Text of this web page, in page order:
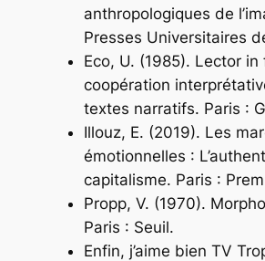
anthropologiques de
Presses Universitaires
Eco, U. (1985). Lector in
coopération
textes narratifs. Paris :
Illouz, E. (2019). Les
émotionnelles :
capitalisme. Paris :
Propp, V. (1970).
Paris : Seuil.
Enfin, j’aime bien TV